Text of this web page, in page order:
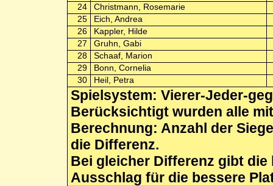
24
Christmann, Rosemarie
25
Eich, Andrea
26
Kappler, Hilde
27
Gruhn, Gabi
28
Schaaf, Marion
29
Bonn, Cornelia
30
Heil, Petra
Spielsystem: Vierer-Jeder-
Berücksichtigt wurden alle
Berechnung: Anzahl der
die Differenz.
Bei gleicher Differenz gibt die
Ausschlag für die bessere